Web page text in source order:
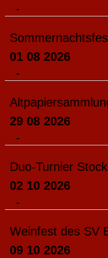
-
01 08 2026
-
29 08 2026
-
Duo-Turnier
02 10 2026
-
Weinfest des SV
09 10 2026